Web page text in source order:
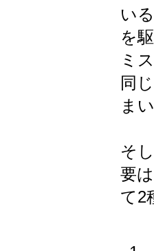
い
を
ミ
同
ま
そ
要
て2